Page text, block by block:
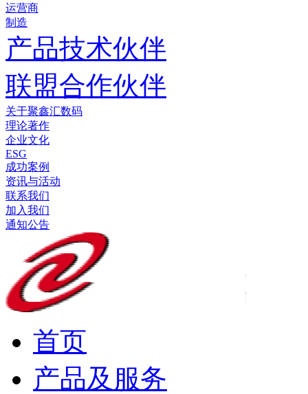
运营商
制造
产品技术伙伴
联盟合作伙伴
关于聚鑫汇数码
理论著作
企业文化
ESG
成功案例
资讯与活动
联系我们
加入我们
通知公告
首页
产品及服务